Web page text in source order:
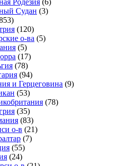
Судан (3)
(120)
о-ва (5)
(5)
(17)
(78)
(94)
и Герцеговина (9)
(53)
(78)
(35)
(83)
о-в (21)
(7)
(55)
(24)